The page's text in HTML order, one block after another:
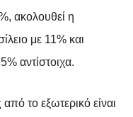
ακολουθεί η
με 11% και
αντίστοιχα.
το εξωτερικό είναι